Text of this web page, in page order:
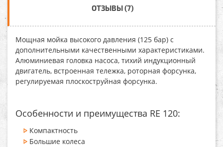
ОТЗЫВЫ (7)
Мощная мойка высокого давления (125 бар) с
дополнительными качественными характеристиками.
Алюминиевая головка насоса, тихий индукционный
двигатель, встроенная тележка, роторная форсунка,
регулируемая плоскоструйная форсунка.
Особенности и преимущества RE 120:
Компактность
Большие колеса